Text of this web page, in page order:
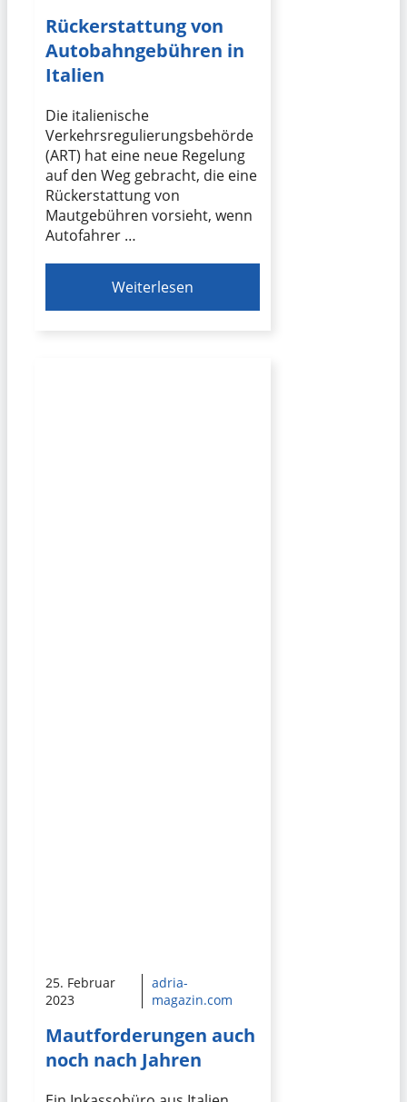
Rückerstattung von
Autobahngebühren in
Italien
Die italienische
Verkehrsregulierungsbehörde
(ART) hat eine neue Regelung
auf den Weg gebracht, die eine
Rückerstattung von
Mautgebühren vorsieht, wenn
Autofahrer …
Weiterlesen
25. Februar
2023
adria-
magazin.com
Mautforderungen auch
noch nach Jahren